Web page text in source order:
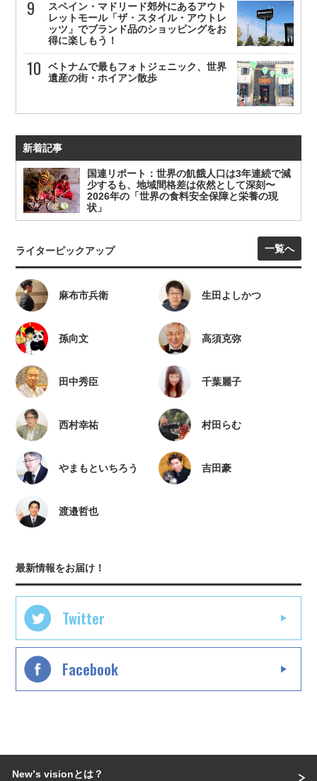
スペイン・マドリード郊外にあるアウト
レットモール「ザ・スタイル・アウトレ
ッツ」でブランド品のショッピングをお
得に楽しもう！
ベトナムで最もフォトジェニック、世界
遺産の街・ホイアン散歩
新着記事
国連リポート：世界の飢餓人口は3年連続で減
少するも、地域間格差は依然として深刻〜
2026年の「世界の食料安全保障と栄養の現
状」
ライターピックアップ 一覧へ
麻布市兵衛 生田よしかつ
孫向文 高須克弥
田中秀臣 千葉麗子
西村幸祐 村田らむ
やまもといちろう 吉田豪
渡邉哲也
最新情報をお届け！
Twitter
Facebook
Newʼs visionとは？